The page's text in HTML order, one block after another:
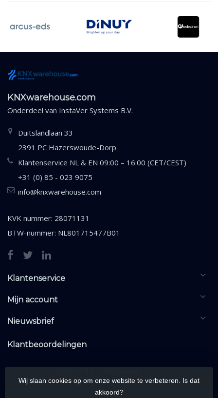
KNXwarehouse.com
Onderdeel van InstaVer Systems B.V.
Duitslandlaan 33
2391 PC Hazerswoude-Dorp
Klantenservice NL & EN 09:00 – 16:00 (CET/CEST)
+31 (0) 85 - 023 9075
info@knxwarehouse.com
KVK nummer: 28071131
BTW-nummer: NL801715477B01
Klantenservice
Mijn account
Nieuwsbrief
Klantbeoordelingen
Wij slaan cookies op om onze website te verbeteren. Is dat
akkoord?